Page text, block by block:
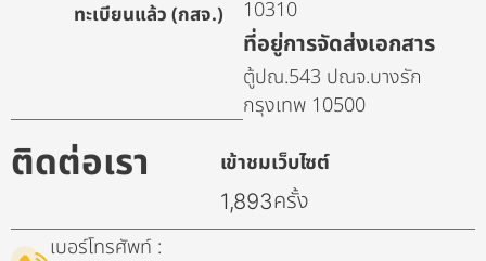
ทะเบียนแล้ว (กสจ.)
10310
ที่อยู่การจัดส่งเอกสาร
ตู้ปณ.543 ปณจ.บางรัก
กรุงเทพ 10500
ติดต่อเรา เข้าชมเว็บไซต์
1,893ครั้ง
เบอร์โทรศัพท์ :